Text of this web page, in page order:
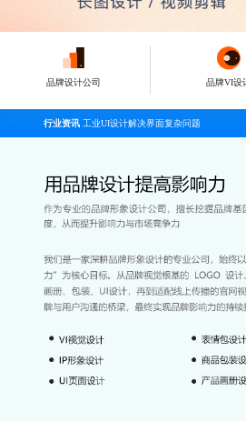
品牌设计公司 品牌VI设
行业资讯 工业UI设计解决界面复杂问题